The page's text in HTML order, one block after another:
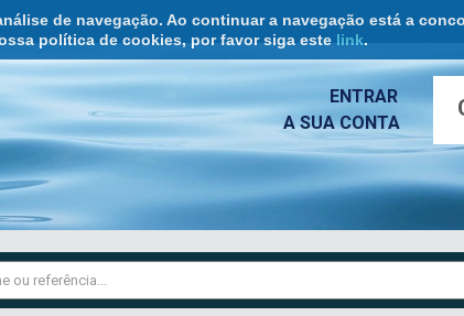
de navegação. Ao continuar a navegação está a
política de cookies, por favor siga este link.
ENTRAR
A SUA CONTA